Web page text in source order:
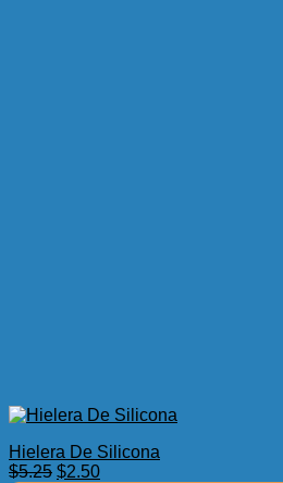
Hielera De Silicona
$5.25 El
$2.50El